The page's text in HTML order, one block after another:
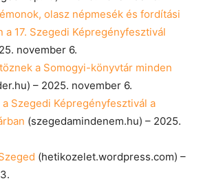
olasz népmesék és fordítási
a 17. Szegedi Képregényfesztivál
november 6.
a Somogyi-könyvtár minden
– 2025. november 6.
Szegedi Képregényfesztivál a
(szegedamindenem.hu) – 2025.
(hetikozelet.wordpress.com) –